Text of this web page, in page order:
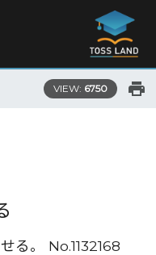
VIEW: 6750
る。 No.1132168